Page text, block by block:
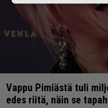
Vappu Pimiästä tuli
edes riitä, näin se